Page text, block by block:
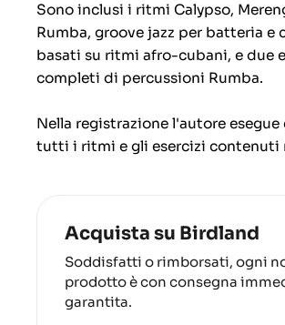
Sono inclusi i ritmi Calypso,
Rumba, groove jazz per batteria e
basati su ritmi afro-cubani, e due
completi di percussioni Rumba.
Nella registrazione l'autore esegue
tutti i ritmi e gli esercizi contenuti
Acquista su Birdland
Soddisfatti o rimborsati, ogni
prodotto è con consegna
garantita.